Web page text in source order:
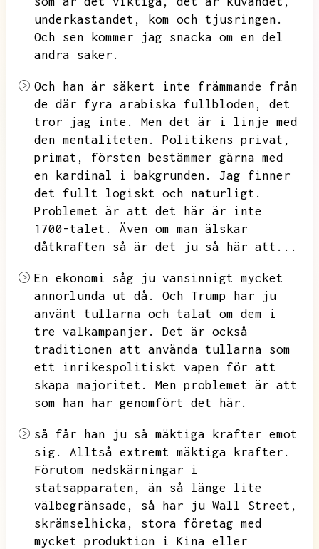
underkastandet,
kom och tjusringen.
Och sen kommer jag snacka om en del
andra saker.
Och han är säkert inte främmande från
de där fyra arabiska fullbloden,
det
tror jag inte.
Men det är i linje med
den mentaliteten.
Politikens privat,
primat,
försten bestämmer gärna med
en kardinal i bakgrunden.
Jag finner
det fullt logiskt och naturligt.
Problemet är att det här är inte
1700-talet.
Även om man älskar
dåtkraften så är det ju så här att...
En ekonomi såg ju vansinnigt mycket
annorlunda ut då.
Och Trump har ju
använt tullarna och talat om dem i
tre valkampanjer.
Det är också
traditionen att använda tullarna som
ett inrikespolitiskt vapen för att
skapa majoritet.
Men problemet är att
som han har genomfört det här.
så får han ju så mäktiga krafter emot
sig.
Alltså extremt mäktiga krafter.
Förutom nedskärningar i
statsapparaten,
än så länge lite
välbegränsade,
så har ju Wall Street,
skrämselhicka,
stora företag med
mycket produktion i Kina eller